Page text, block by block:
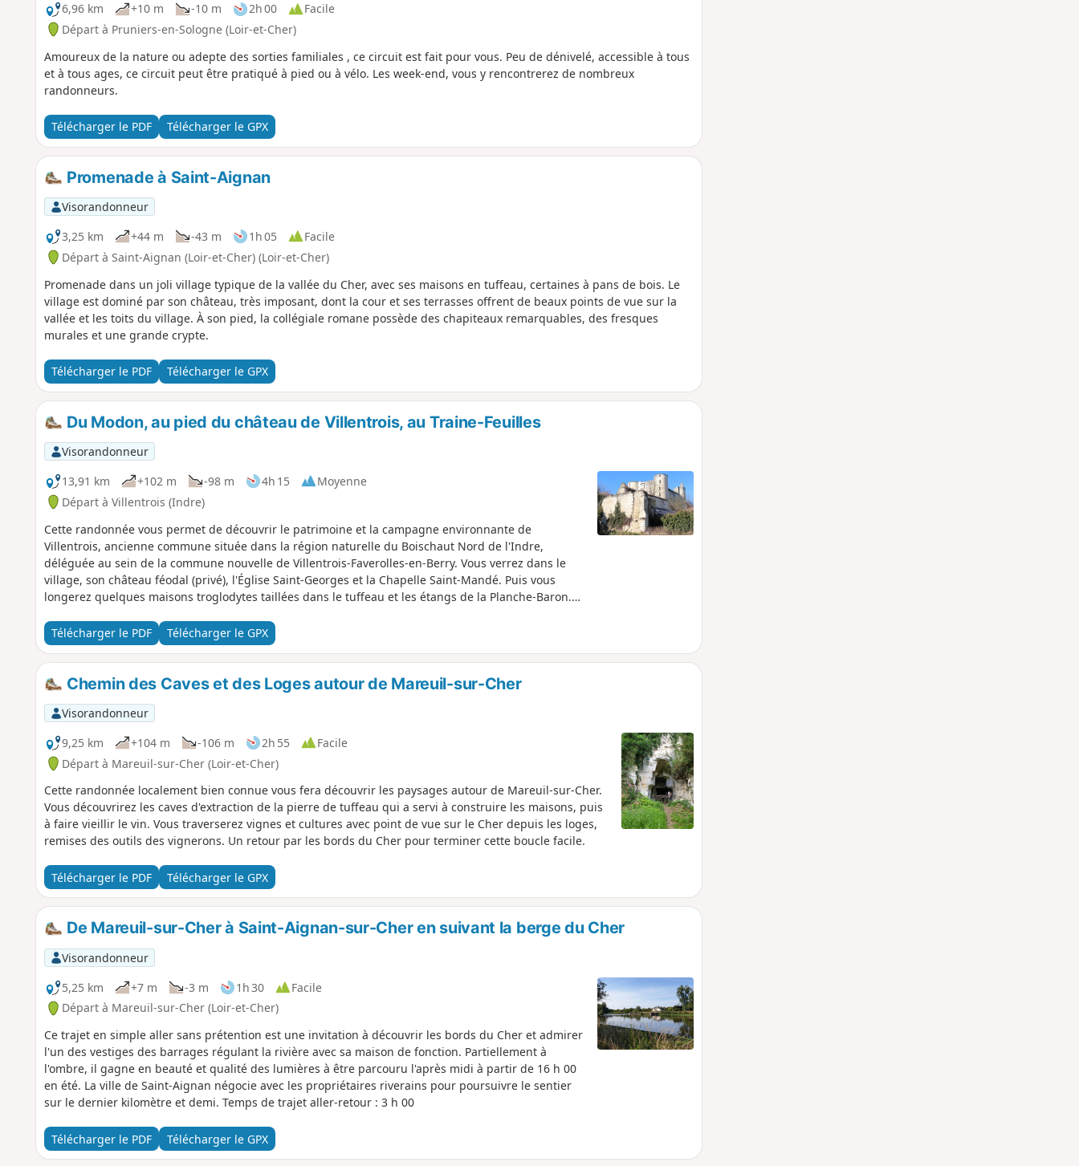
6,96 km
+10 m -10 m 2h 00
Facile
Départ à Pruniers-en-Sologne (Loir-et-Cher)
Amoureux de la nature ou adepte des sorties familiales , ce circuit est fait pour vous. Peu de dénivelé, accessible à tous
et à tous ages, ce circuit peut être pratiqué à pied ou à vélo. Les week-end, vous y rencontrerez de nombreux
randonneurs.
Télécharger le PDF Télécharger le GPX
Promenade à Saint-Aignan
Visorandonneur
3,25 km
+44 m -43 m 1h 05
Facile
Départ à Saint-Aignan (Loir-et-Cher) (Loir-et-Cher)
Promenade dans un joli village typique de la vallée du Cher, avec ses maisons en tuffeau, certaines à pans de bois. Le
village est dominé par son château, très imposant, dont la cour et ses terrasses offrent de beaux points de vue sur la
vallée et les toits du village. À son pied, la collégiale romane possède des chapiteaux remarquables, des fresques
murales et une grande crypte.
Télécharger le PDF Télécharger le GPX
Du Modon, au pied du château de Villentrois, au Traine-Feuilles
Visorandonneur
13,91 km
+102 m -98 m 4h 15
Moyenne
Départ à Villentrois (Indre)
Cette randonnée vous permet de découvrir le patrimoine et la campagne environnante de
Villentrois, ancienne commune située dans la région naturelle du Boischaut Nord de l'Indre,
déléguée au sein de la commune nouvelle de Villentrois-Faverolles-en-Berry. Vous verrez dans le
village, son château féodal (privé), l'Église Saint-Georges et la Chapelle Saint-Mandé. Puis vous
longerez quelques maisons troglodytes taillées dans le tuffeau et les étangs de la Planche-Baron.
succédant tout le long du parcours.
Télécharger le PDF Télécharger le GPX
Chemin des Caves et des Loges autour de Mareuil-sur-Cher
Visorandonneur
9,25 km
+104 m -106 m 2h 55
Facile
Départ à Mareuil-sur-Cher (Loir-et-Cher)
Cette randonnée localement bien connue vous fera découvrir les paysages autour de Mareuil-sur-Cher.
Vous découvrirez les caves d'extraction de la pierre de tuffeau qui a servi à construire les maisons, puis
à faire vieillir le vin. Vous traverserez vignes et cultures avec point de vue sur le Cher depuis les loges,
remises des outils des vignerons. Un retour par les bords du Cher pour terminer cette boucle facile.
Télécharger le PDF Télécharger le GPX
De Mareuil-sur-Cher à Saint-Aignan-sur-Cher en suivant la berge du Cher
Visorandonneur
5,25 km
+7 m -3 m 1h 30
Facile
Départ à Mareuil-sur-Cher (Loir-et-Cher)
Ce trajet en simple aller sans prétention est une invitation à découvrir les bords du Cher et admirer
l'un des vestiges des barrages régulant la rivière avec sa maison de fonction. Partiellement à
l'ombre, il gagne en beauté et qualité des lumières à être parcouru l'après midi à partir de 16 h 00
en été. La ville de Saint-Aignan négocie avec les propriétaires riverains pour poursuivre le sentier
sur le dernier kilomètre et demi. Temps de trajet aller-retour : 3 h 00
Télécharger le PDF Télécharger le GPX